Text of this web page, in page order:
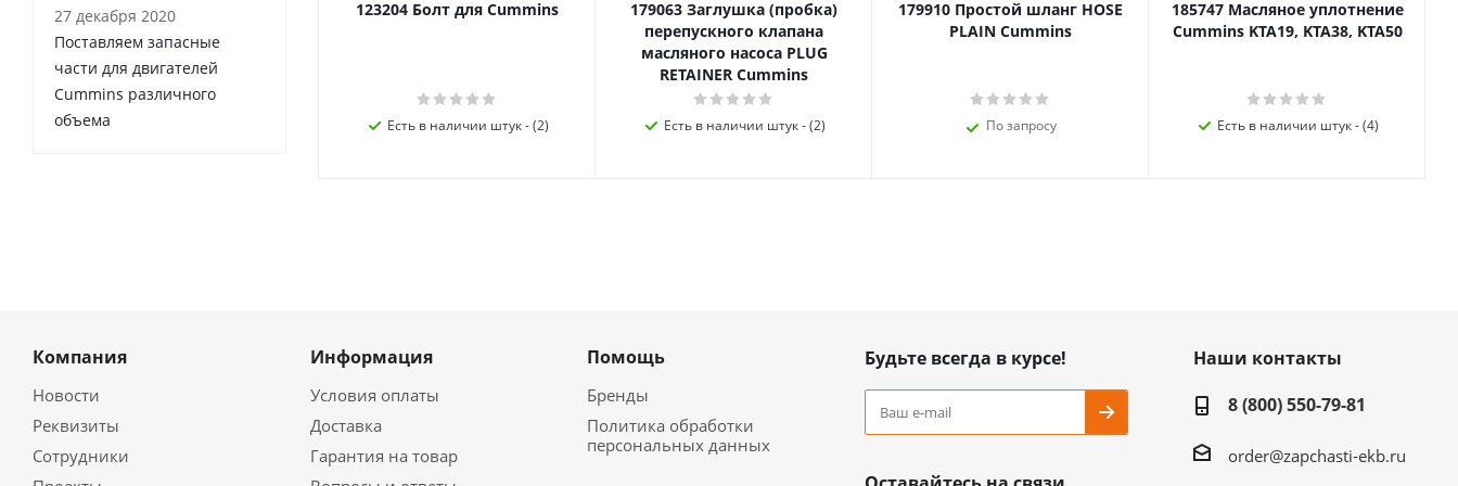
123204 Болт для Cummins
Есть в наличии штук - (2)
179063 Заглушка (пробка)
перепускного клапана
масляного насоса PLUG
RETAINER Cummins
Есть в наличии штук - (2)
179910 Простой шланг HOSE
PLAIN Cummins
По запросу
185747 Масляное уплотнение
Cummins KTA19, KTA38, KTA50
Есть в наличии штук - (4)
27 декабря 2020
Поставляем запасные
части для двигателей
Cummins различного
объема
Компания
Новости
Реквизиты
Сотрудники
Информация
Условия оплаты
Доставка
Гарантия на товар
Помощь
Бренды
Политика обработки
персональных данных
Будьте всегда в курсе!
Наши контакты
8 (800) 550-79-81
order@zapchasti-ekb.ru